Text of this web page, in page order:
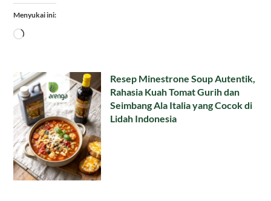
Menyukai ini:
Memuat...
Resep Minestrone Soup Autentik,
Rahasia Kuah Tomat Gurih dan
Seimbang Ala Italia yang Cocok di
Lidah Indonesia